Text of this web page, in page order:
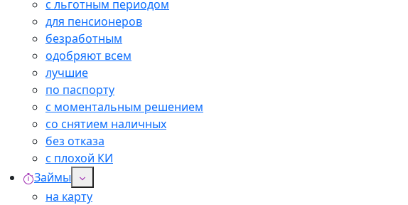
с льготным периодом
для пенсионеров
безработным
одобряют всем
лучшие
по паспорту
с моментальным решением
со снятием наличных
без отказа
с плохой КИ
Займы
на карту